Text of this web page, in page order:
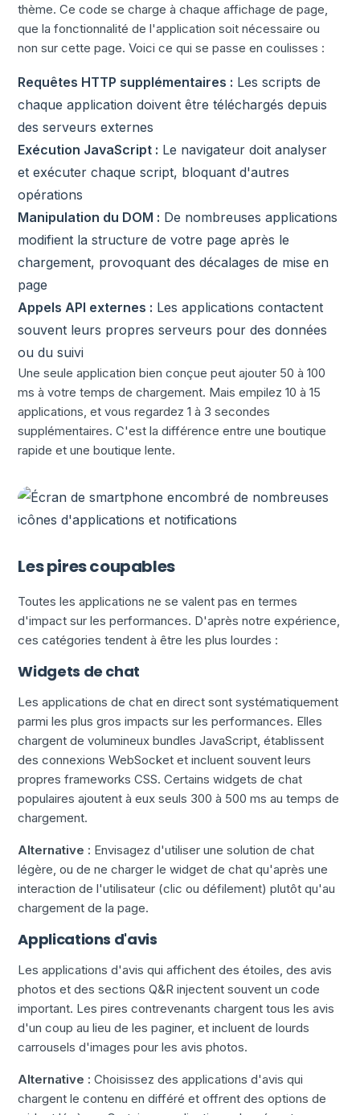
thème. Ce code se charge à chaque affichage de page,
que la fonctionnalité de l'application soit nécessaire ou
non sur cette page. Voici ce qui se passe en coulisses :
Requêtes HTTP supplémentaires : Les scripts de
chaque application doivent être téléchargés depuis
des serveurs externes
Exécution JavaScript : Le navigateur doit analyser
et exécuter chaque script, bloquant d'autres
opérations
Manipulation du DOM : De nombreuses applications
modifient la structure de votre page après le
chargement, provoquant des décalages de mise en
page
Appels API externes : Les applications contactent
souvent leurs propres serveurs pour des données
ou du suivi
Une seule application bien conçue peut ajouter 50 à 100
ms à votre temps de chargement. Mais empilez 10 à 15
applications, et vous regardez 1 à 3 secondes
supplémentaires. C'est la différence entre une boutique
rapide et une boutique lente.
Les pires coupables
Toutes les applications ne se valent pas en termes
d'impact sur les performances. D'après notre expérience,
ces catégories tendent à être les plus lourdes :
Widgets de chat
Les applications de chat en direct sont systématiquement
parmi les plus gros impacts sur les performances. Elles
chargent de volumineux bundles JavaScript, établissent
des connexions WebSocket et incluent souvent leurs
propres frameworks CSS. Certains widgets de chat
populaires ajoutent à eux seuls 300 à 500 ms au temps de
chargement.
Alternative : Envisagez d'utiliser une solution de chat
légère, ou de ne charger le widget de chat qu'après une
interaction de l'utilisateur (clic ou défilement) plutôt qu'au
chargement de la page.
Applications d'avis
Les applications d'avis qui affichent des étoiles, des avis
photos et des sections Q&R injectent souvent un code
important. Les pires contrevenants chargent tous les avis
d'un coup au lieu de les paginer, et incluent de lourds
carrousels d'images pour les avis photos.
Alternative : Choisissez des applications d'avis qui
chargent le contenu en différé et offrent des options de